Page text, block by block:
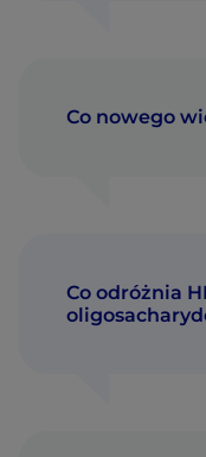
Co nowego
Co odróżnia